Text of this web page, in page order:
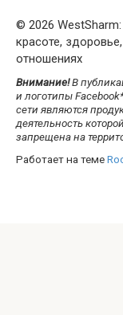
© 2026
красоте,
отношениях
Внимание!В
и логотипы
сети являются
деятельность
запрещена на
Работает на теме